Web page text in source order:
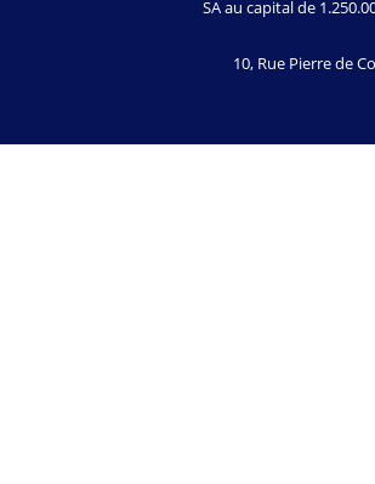
SA au capital de
10, Rue Pierre de